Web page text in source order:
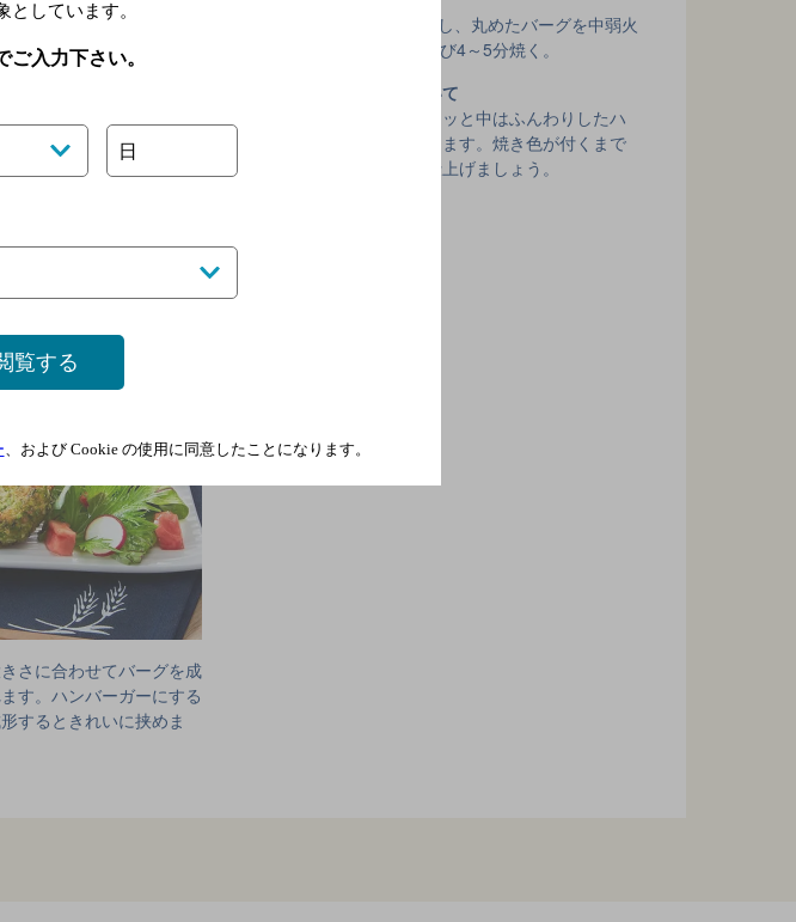
ルの形、あるいは手のひ
フライパンにオリーブ油を熱し、丸めたバーグを中弱火
で4～5分焼いたら裏返し、再び4～5分焼く。
油はやや多めに引いて
その方が、外はカリッと中はふんわりしたハ
ンバーグに仕上がります。焼き色が付くまで
熱して、香ばしく仕上げましょう。
さに合わせてバーグを成
す。ハンバーガーにする
するときれいに挟めま
としています。
ご入力下さい。
日
覧する
、および Cookie の使用に同意したことになります。